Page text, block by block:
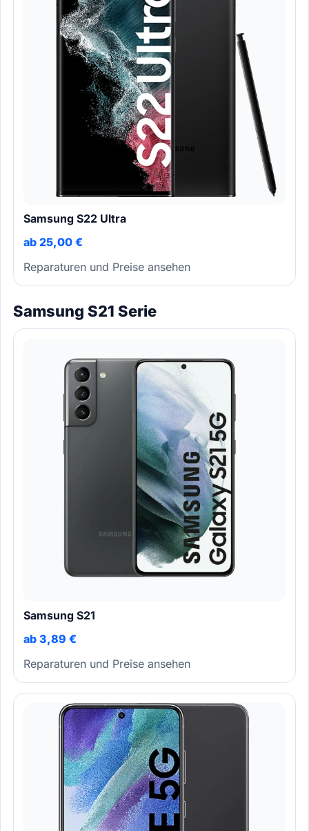
Samsung S22 Ultra
ab 25,00 €
Reparaturen und Preise ansehen
Samsung S21 Serie
Samsung S21
ab 3,89 €
Reparaturen und Preise ansehen